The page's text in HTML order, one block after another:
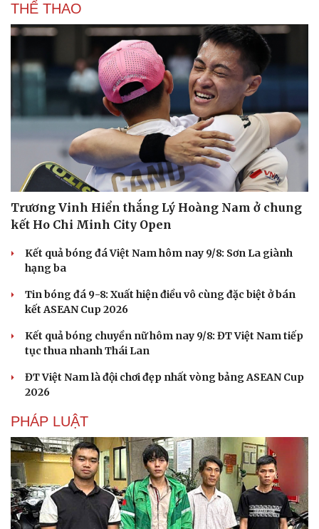
Dinh dưỡng - món ngon
Cây thuốc
Sản phụ khoa
Nhi khoa
Nam khoa
Làm đẹp - giảm cân
Phòng mạch online
Đời sống
Nhà đẹp
Blog
Tình yêu - Gia đình
THỂ THAO
Trương Vinh Hiển thắng Lý Hoàng Nam ở chung
kết Ho Chi Minh City Open
Kết quả bóng đá Việt Nam hôm nay 9/8: Sơn La giành
hạng ba
Tin bóng đá 9-8: Xuất hiện điều vô cùng đặc biệt ở bán
kết ASEAN Cup 2026
Kết quả bóng chuyền nữ hôm nay 9/8: ĐT Việt Nam tiếp
tục thua nhanh Thái Lan
ĐT Việt Nam là đội chơi đẹp nhất vòng bảng ASEAN Cup
2026
PHÁP LUẬT